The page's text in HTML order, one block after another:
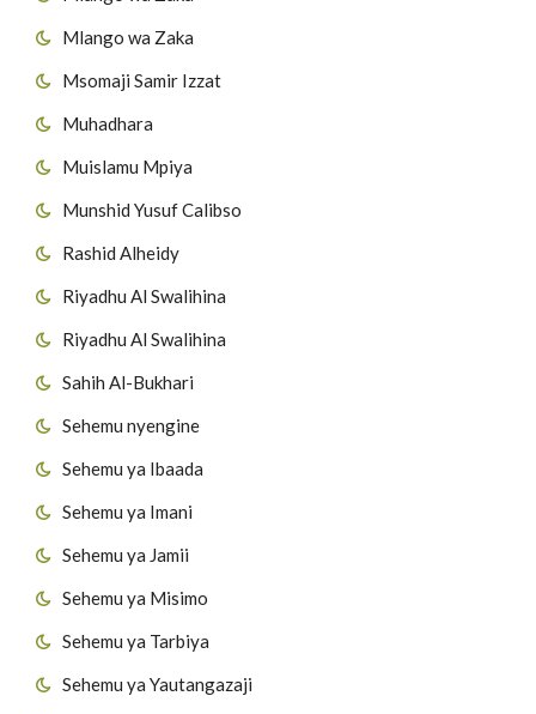
Mlango wa Zaka
Msomaji Samir Izzat
Muhadhara
Muislamu Mpiya
Munshid Yusuf Calibso
Rashid Alheidy
Riyadhu Al Swalihina
Riyadhu Al Swalihina
Sahih Al-Bukhari
Sehemu nyengine
Sehemu ya Ibaada
Sehemu ya Imani
Sehemu ya Jamii
Sehemu ya Misimo
Sehemu ya Tarbiya
Sehemu ya Yautangazaji